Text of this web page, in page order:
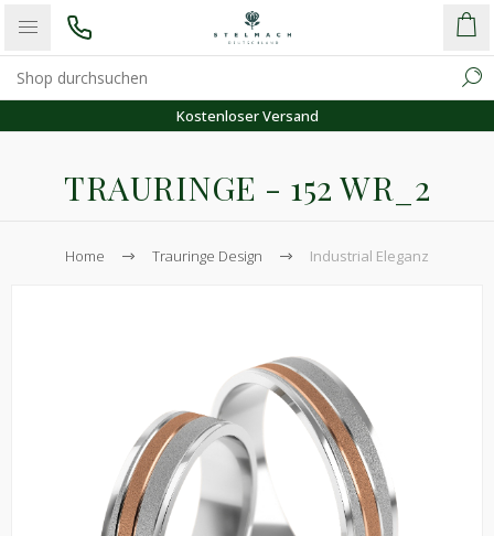
Kostenloser Versand
TRAURINGE - 152 WR_2
Home Trauringe Design Industrial Eleganz